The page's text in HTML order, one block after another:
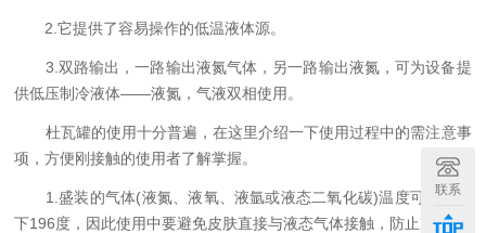
2.它提供了容易操作的低温液体源。
3.双路输出，一路输出液氮气体，另一路输出液氮，可为设备提
供低压制冷液体——液氮，气液双相使用。
杜瓦罐的使用十分普遍，在这里介绍一下使用过程中的需注意事
项，方便刚接触的使用者了解掌握。
1.盛装的气体(液氮、液氧、液氩或液态二氧化碳)温度可低至零
下196度，因此使用中要避免皮肤直接与液态气体接触，防止冻伤。
联系